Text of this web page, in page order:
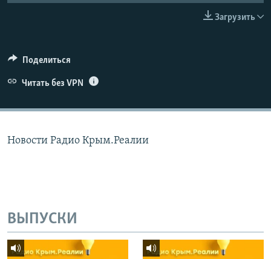
ELIFBE
УКРАИНСКАЯ ПРОБЛЕМА КРЫМА
Загрузить
Поделиться
Читать без VPN
Новости Радио Крым.Реалии
ВЫПУСКИ